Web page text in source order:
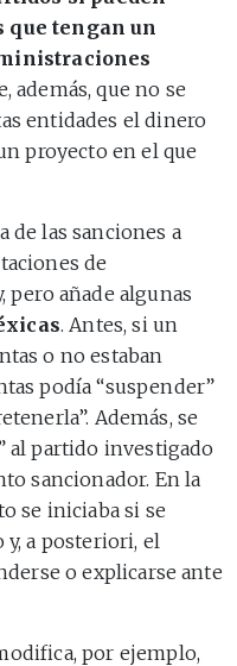
que tengan un
además, que no se
entidades el dinero
proyecto en el que
de las sanciones a
de
añade algunas
. Antes, si un
o no estaban
podía “suspender”
Además, se
al partido investigado
sancionador. En la
se iniciaba si se
a posteriori, el
o explicarse ante
por ejemplo,